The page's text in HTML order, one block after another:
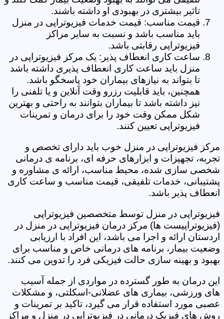
تاثیر بیشتری در بهبودی او داشته باشند.
قیمت مناسب: قیمت خدمات فیزیوتراپی در منزل
باید مناسب باشد و نسبت به سایر مراکز
فیزیوتراپی رقابتی باشد.
ساعت کاری انعطاف پذیر: یک مرکز فیزیوتراپی در
منزل باید ساعت کاری انعطاف پذیری داشته باشد
تا بتواند به نیازهای بیماران خود پاسخگو باشد.
همچنین، باید قابلیت رزرو وقت آنلاین و یا تلفنی را
نیز داشته باشد تا بیماران بتوانند به راحتی و بهترین
شکل ممکن وقت خود را برای درمان و تمرینات
فیزیوتراپی تعیین کنند.
مرکز فیزیوتراپی در منزل خوب باید دارای تخصص و
تجربه، تجهیزات و ابزارهای حرفه ای، برنامه ی درمانی
شخصی سازی شده، محیط مناسب، ارائه ی مشاوره و
پشتیبانی، خدمات تلفیقی، قیمت مناسب و ساعت کاری
انعطاف پذیر باشد.
فیزیوتراپی در منزل توسط متخصصین فیزیوتراپی
(فیزیوتراپیست ها) مرکز درمان فیزیوتراپی در منزل در
اردستان ارائه و اجرا می باشد، این افراد با ارزیابی
وضعیت بیمار، برنامه های درمانی خاص و مناسب برای
بهبود و بهینه سازی حالت فیزیکی فرد را تدوین می کنند.
این درمان به طور گسترده در مواردی از جمله آسیب
های ورزشی، بیماری های عضلانی-اسکلتی، و مشکلات
عصبی مورد استفاده قرار می گیرد، تاکید بر تمرینات و
روش های فیزیک درمانی در فیزیوتراپی در منزل و مراکز